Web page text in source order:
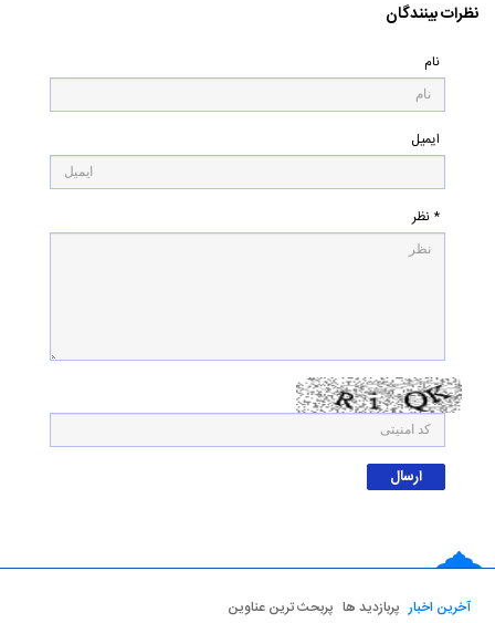
نظرات بینندگان
نام
ایمیل
* نظر
آخرین اخبار پربازدید ها پربحث ترین عناوین